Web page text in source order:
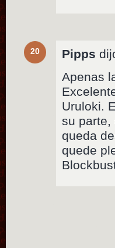
20 Pipps
Apenas
Uruloki.
su parte,
queda
quede